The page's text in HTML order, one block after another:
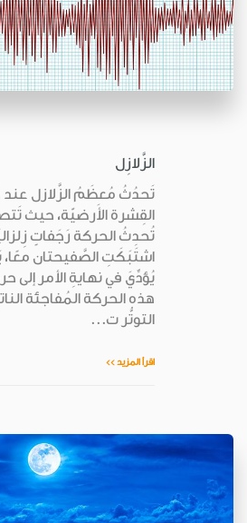
الزَّلازِل
تَحدُثُ مُعظَمُ الزَّلازل عند
القِشرة الأَرضيّة، حيث
تُحدِثُ الحركة رَجَفاتٍ
اشتَبَكَتِ الصَّفيحتان معًا،
يُؤدِّيَ في نهايةِ الأمر إلى
هذه الحركة المُفاجئة
التوتُّر ت...
اقرأ المزيد >>